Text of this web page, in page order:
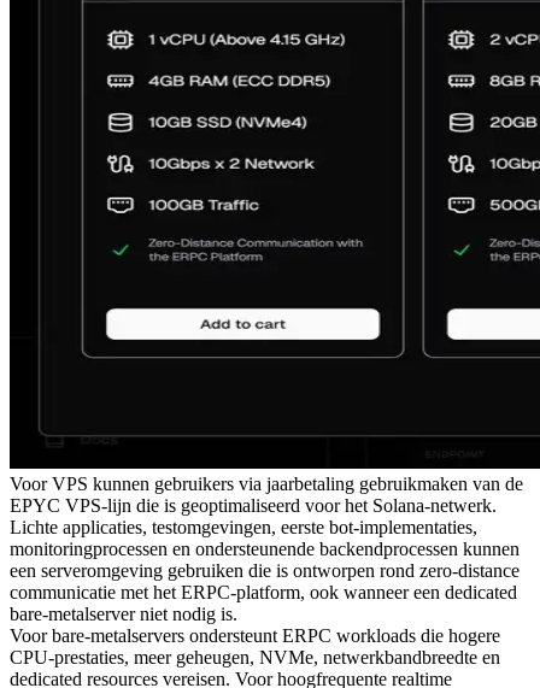
Voor VPS kunnen gebruikers via jaarbetaling gebruikmaken van de
EPYC VPS-lijn die is geoptimaliseerd voor het Solana-netwerk.
Lichte applicaties, testomgevingen, eerste bot-implementaties,
monitoringprocessen en ondersteunende backendprocessen kunnen
een serveromgeving gebruiken die is ontworpen rond zero-distance
communicatie met het ERPC-platform, ook wanneer een dedicated
bare-metalserver niet nodig is.
Voor bare-metalservers ondersteunt ERPC workloads die hogere
CPU-prestaties, meer geheugen, NVMe, netwerkbandbreedte en
dedicated resources vereisen. Voor hoogfrequente realtime